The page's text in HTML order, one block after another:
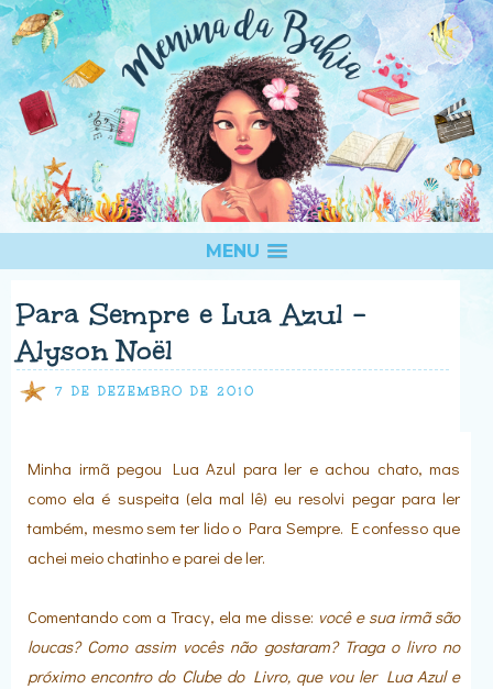
MENU
Para Sempre e Lua Azul -
Alyson Noël
7 DE DEZEMBRO DE 2010
Minha irmã pegou Lua Azul para ler e achou chato, mas
como ela é suspeita (ela mal lê) eu resolvi pegar para ler
também, mesmo sem ter lido o Para Sempre. E confesso que
achei meio chatinho e parei de ler.
Comentando com a Tracy, ela me disse: você e sua irmã são
loucas? Como assim vocês não gostaram? Traga o livro no
próximo encontro do Clube do Livro, que vou ler Lua Azul e